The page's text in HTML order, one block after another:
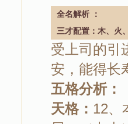
全名解析 ：
三才配置：木、火
受上司的引
安，能得长
五格分析：
天格： 12、